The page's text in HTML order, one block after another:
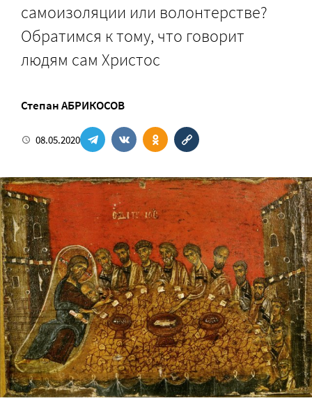
самоизоляции или волонтерстве?
Обратимся к тому, что говорит
людям сам Христос
Степан АБРИКОСОВ
08.05.2020